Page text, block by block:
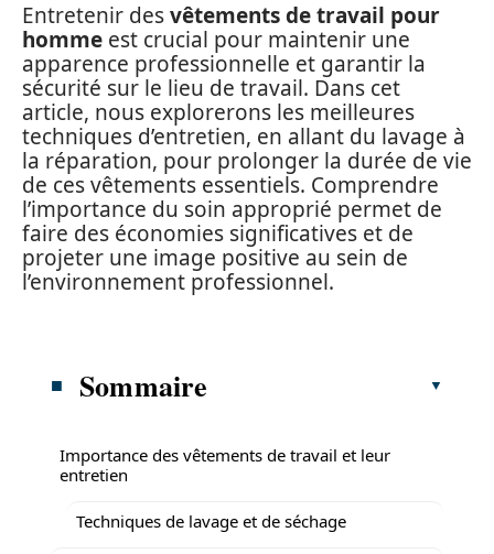
Entretenir desvêtements de travail pour
homme est crucial pour maintenir une
apparence professionnelle et garantir la
sécurité sur le lieu de travail. Dans cet
article, nous explorerons les meilleures
techniques d’entretien, en allant du lavage à
la réparation, pour prolonger la durée de vie
de ces vêtements essentiels. Comprendre
l’importance du soin approprié permet de
faire des économies significatives et de
projeter une image positive au sein de
l’environnement professionnel.
Sommaire
Importance des vêtements de travail et leur
entretien
Techniques de lavage et de séchage